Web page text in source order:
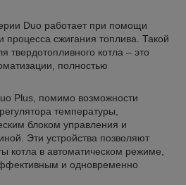
Duo работает при помощи
процесса сжигания топлива. Такой
твердотопливного котла – это
полностью
Plus, помимо возможности
температуры,
блоком управления и
Эти устройства позволяют
котла в автоматическом режиме,
и одновременно